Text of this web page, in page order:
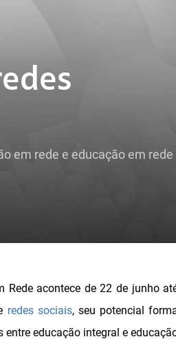
em rede e educação em rede
Rede acontece de 22 de junho
redes sociais, seu potencial
educação integral e